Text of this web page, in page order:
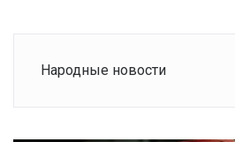
Народные новости